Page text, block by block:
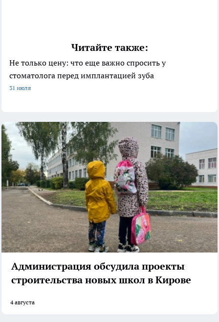
Читайте также:
Не только цену: что еще важно спросить у
стоматолога перед имплантацией зуба
31 июля
Администрация обсудила проекты
строительства новых школ в Кирове
4 августа